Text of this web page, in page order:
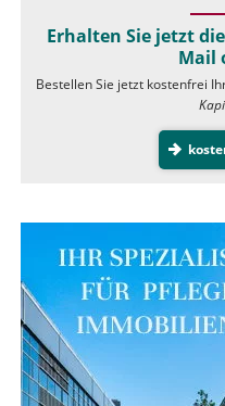
Erhalten Sie jetzt
Mail
Bestellen Sie jetzt kostenfrei